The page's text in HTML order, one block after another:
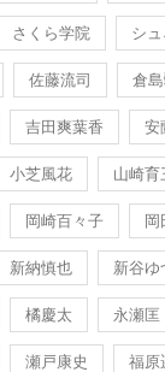
さくら学院 シ
佐藤流司 倉
吉田爽葉香 安
小芝風花 山崎育
岡崎百々子 岡
新納慎也 新谷ゆ
橘慶太 永瀬匡
瀬戸康史 福原